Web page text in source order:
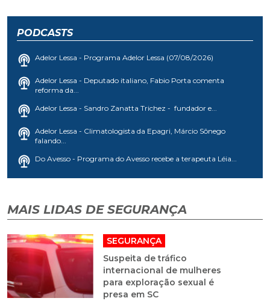
PODCASTS
Adelor Lessa - Programa Adelor Lessa (07/08/2026)
Adelor Lessa - Deputado italiano, Fabio Porta comenta
reforma da...
Adelor Lessa - Sandro Zanatta Trichez - fundador e...
Adelor Lessa - Climatologista da Epagri, Márcio Sônego
falando...
Do Avesso - Programa do Avesso recebe a terapeuta Léia...
MAIS LIDAS DE SEGURANÇA
SEGURANÇA
Suspeita de tráfico
internacional de mulheres
para exploração sexual é
presa em SC